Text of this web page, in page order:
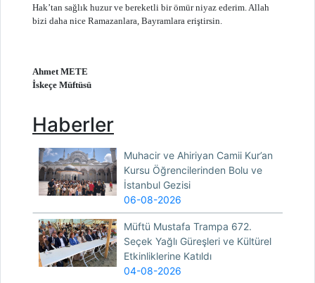
Hak’tan sağlık huzur ve bereketli bir ömür niyaz ederim. Allah
bizi daha nice Ramazanlara, Bayramlara eriştirsin.
Ahmet METE
İskeçe Müftüsü
Haberler
Muhacir ve Ahiriyan Camii Kur’an
Kursu Öğrencilerinden Bolu ve
İstanbul Gezisi
06-08-2026
Müftü Mustafa Trampa 672.
Seçek Yağlı Güreşleri ve Kültürel
Etkinliklerine Katıldı
04-08-2026